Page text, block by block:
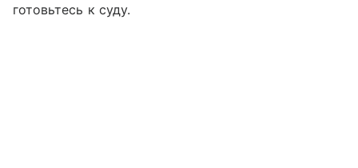
готовьтесь к суду.